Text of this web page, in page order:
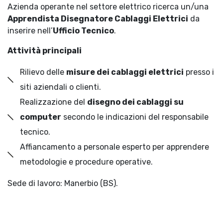
Azienda operante nel settore elettrico ricerca un/una
Apprendista Disegnatore Cablaggi Elettrici da
inserire nell’Ufficio Tecnico.
Attività principali
Rilievo delle misure dei cablaggi elettrici presso i
siti aziendali o clienti.
Realizzazione del disegno dei cablaggi su
computer secondo le indicazioni del responsabile
tecnico.
Affiancamento a personale esperto per apprendere
metodologie e procedure operative.
Sede di lavoro: Manerbio (BS).